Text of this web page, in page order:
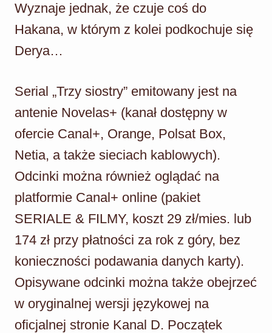
Wyznaje jednak, że czuje coś do
Hakana, w którym z kolei podkochuje się
Derya…
Serial „Trzy siostry” emitowany jest na
antenie Novelas+ (kanał dostępny w
ofercie Canal+, Orange, Polsat Box,
Netia, a także sieciach kablowych).
Odcinki można również oglądać na
platformie Canal+ online (pakiet
SERIALE & FILMY, koszt 29 zł/mies. lub
174 zł przy płatności za rok z góry, bez
konieczności podawania danych karty).
Opisywane odcinki można także obejrzeć
w oryginalnej wersji językowej na
oficjalnej stronie Kanal D. Początek